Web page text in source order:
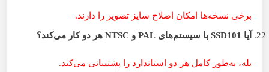
برخی نسخه‌ها امکان اصلاح سایز تصویر را دارند.
آیا با سیستم‌های و هر دو کار می‌کند؟
بله، به‌طور کامل هر دو استاندارد را پشتیبانی می‌کند.